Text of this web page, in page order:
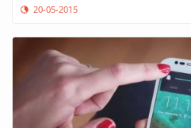
20-05-2015